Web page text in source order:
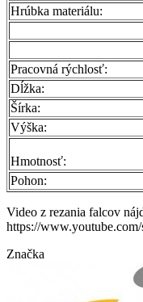
Hrúbka materiálu:
Pracovná rýchlosť:
Dĺžka:
Šírka:
Výška:
Hmotnosť:
Pohon:
Video z rezania falcov
https://
Značka